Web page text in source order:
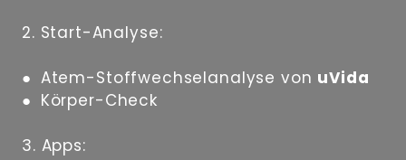
2. Start-Analyse:
● Atem-Stoffwechselanalyse von uVida
● Körper-Check
3. Apps: